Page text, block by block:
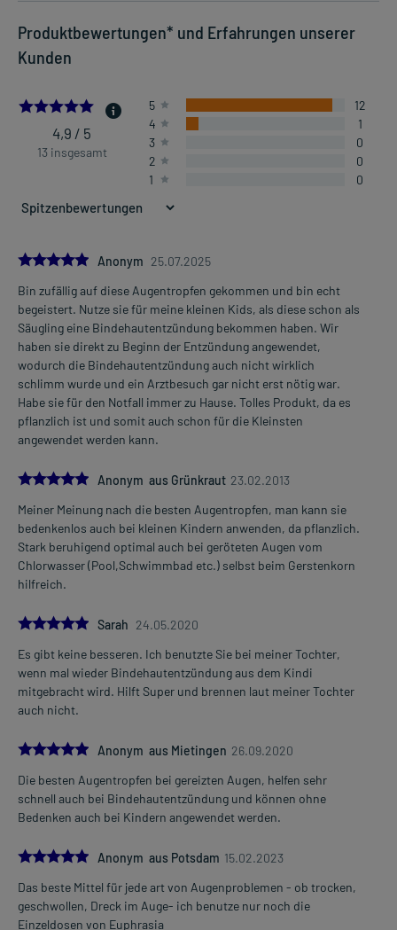
Produktbewertungen* und Erfahrungen unserer
Kunden
4.923076923076923
4,9 / 5
13 insgesamt
5
12
4
1
3
0
2
0
1
0
5.0Anonym 25.07.2025
Bin zufällig auf diese Augentropfen gekommen und bin echt
begeistert. Nutze sie für meine kleinen Kids, als diese schon als
Säugling eine Bindehautentzündung bekommen haben. Wir
haben sie direkt zu Beginn der Entzündung angewendet,
wodurch die Bindehautentzündung auch nicht wirklich
schlimm wurde und ein Arztbesuch gar nicht erst nötig war.
Habe sie für den Notfall immer zu Hause. Tolles Produkt, da es
pflanzlich ist und somit auch schon für die Kleinsten
angewendet werden kann.
5.0Anonym aus Grünkraut 23.02.2013
Meiner Meinung nach die besten Augentropfen, man kann sie
bedenkenlos auch bei kleinen Kindern anwenden, da pflanzlich.
Stark beruhigend optimal auch bei geröteten Augen vom
Chlorwasser (Pool,Schwimmbad etc.) selbst beim Gerstenkorn
hilfreich.
5.0
Sarah 24.05.2020
Es gibt keine besseren. Ich benutzte Sie bei meiner Tochter,
wenn mal wieder Bindehautentzündung aus dem Kindi
mitgebracht wird. Hilft Super und brennen laut meiner Tochter
auch nicht.
5.0Anonym aus Mietingen 26.09.2020
Die besten Augentropfen bei gereizten Augen, helfen sehr
schnell auch bei Bindehautentzündung und können ohne
Bedenken auch bei Kindern angewendet werden.
5.0Anonym aus Potsdam 15.02.2023
Das beste Mittel für jede art von Augenproblemen - ob trocken,
geschwollen, Dreck im Auge- ich benutze nur noch die
Einzeldosen von Euphrasia